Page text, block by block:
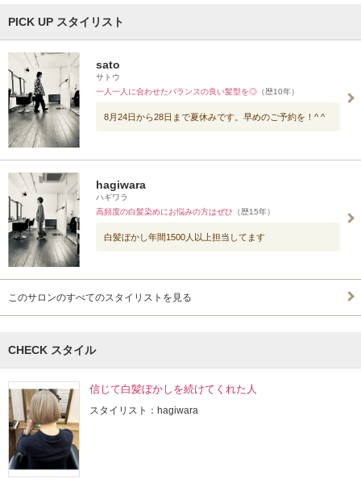
PICK UP スタイリスト
sato
サトウ
一人一人に合わせたバランスの良い髪型を◎ （歴10年）
8月24日から28日まで夏休みです。早めのご予約を！^ ^
hagiwara
ハギワラ
高頻度の白髪染めにお悩みの方はぜひ （歴15年）
白髪ぼかし年間1500人以上担当してます
このサロンのすべてのスタイリストを見る
CHECK スタイル
信じて白髪ぼかしを続けてくれた人
スタイリスト：hagiwara